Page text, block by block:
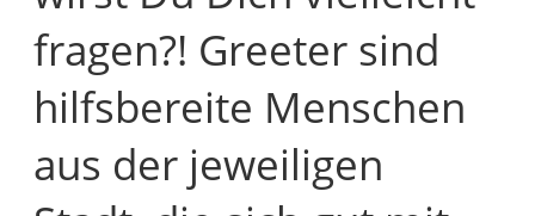
fragen?! Greeter sind
hilfsbereite Menschen
aus der jeweiligen